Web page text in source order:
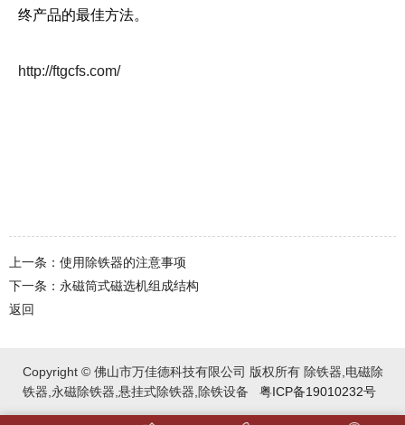
终产品的最佳方法。
http://ftgcfs.com/
上一条：使用除铁器的注意事项
下一条：永磁筒式磁选机组成结构
返回
Copyright © 佛山市万佳德科技有限公司 版权所有 除铁器,电磁除
铁器,永磁除铁器,悬挂式除铁器,除铁设备 粤ICP备19010232号